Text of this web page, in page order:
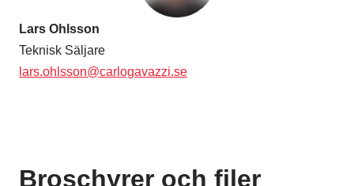
Lars Ohlsson
Teknisk Säljare
lars.ohlsson@carlogavazzi.se
Broschyrer och filer